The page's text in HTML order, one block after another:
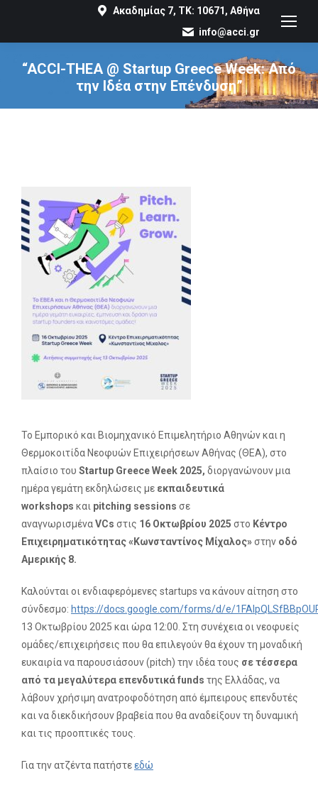
Ακαδημίας 7, ΤΚ: 10671, Αθήνα
info@acci.gr
“ACCI-THEA @ Startup Greece Week: Από
την Ιδέα στην Επένδυση”
You are here:
Το Εμπορικό και Βιομηχανικό Επιμελητήριο Αθηνών και η
Θερμοκοιτίδα Νεοφυών Επιχειρήσεων Αθήνας (ΘΕΑ), στο
πλαίσιο του Startup Greece Week 2025, διοργανώνουν μια
ημέρα γεμάτη εκδηλώσεις με εκπαιδευτικά
workshops και pitching sessions σε
αναγνωρισμέναVCs στις 16 Οκτωβρίου 2025 στο Κέντρο
Επιχειρηματικότητας «Κωνσταντίνος Μίχαλος»στην οδό
Αμερικής 8.
Καλούνται οι ενδιαφερόμενες startups να κάνουν αίτηση στο
σύνδεσμο: https://docs.google.com/forms/d/e/
13 Οκτωβρίου 2025 και ώρα 12:00. Στη συνέχεια οι νεοφυείς
ομάδες/επιχειρήσεις που θα επιλεγούν θα έχουν τη μοναδική
ευκαιρία να παρουσιάσουν (pitch) την ιδέα τους σε τέσσερα
από τα μεγαλύτερα επενδυτικά funds της Ελλάδας, να
λάβουν χρήσιμη ανατροφοδότηση από έμπειρους επενδυτές
και να διεκδικήσουν βραβεία που θα αναδείξουν τη δυναμική
και τις προοπτικές τους.
Για την ατζέντα πατήστεεδώ